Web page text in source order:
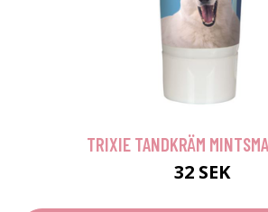
TRIXIE TANDKRÄM
32 SEK